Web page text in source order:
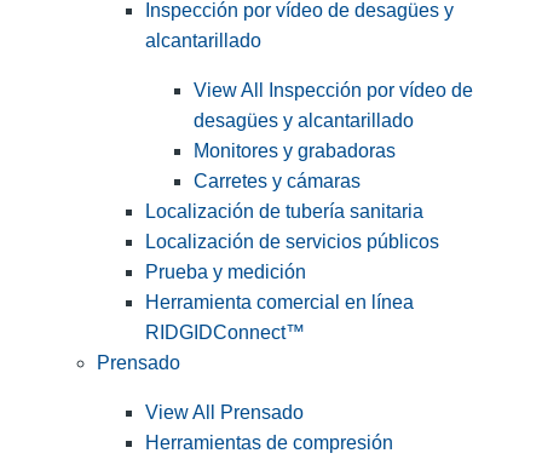
Inspección por vídeo de desagües y
alcantarillado
View All Inspección por vídeo de
desagües y alcantarillado
Monitores y grabadoras
Carretes y cámaras
Localización de tubería sanitaria
Localización de servicios públicos
Prueba y medición
Herramienta comercial en línea
RIDGIDConnect™
Prensado
View All Prensado
Herramientas de compresión